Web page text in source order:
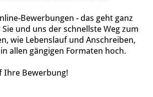
mich
Bewerbungen - das geht ganz
und uns der schnellste Weg zum
wie Lebenslauf und Anschreiben,
allen gängigen Formaten hoch.
Ihre Bewerbung!